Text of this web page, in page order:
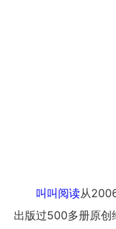
叫叫阅读从
出版过500多册原创